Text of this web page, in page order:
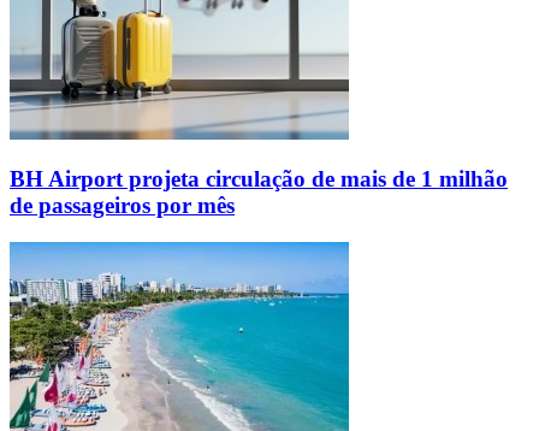
BH Airport projeta circulação de mais de 1 milhão
de passageiros por mês